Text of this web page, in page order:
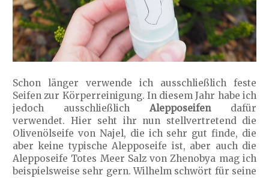
Schon länger verwende ich ausschließlich feste
Seifen zur Körperreinigung. In diesem Jahr habe ich
jedoch ausschließlich Alepposeifendafür
verwendet. Hier seht ihr nun stellvertretend die
Olivenölseife von Najel, die ich sehr gut finde, die
aber keine typische Alepposeife ist, aber auch die
Alepposeife Totes Meer Salz von Zhenobya mag ich
beispielsweise sehr gern. Wilhelm schwört für seine